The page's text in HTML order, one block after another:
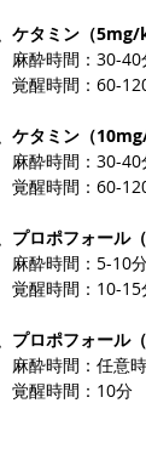
ケタミン（
酔時間：30-40
醒時間：60-
ケタミン（
酔時間：30-40
醒時間：60-
プロポフォール
酔時間：5-10
醒時間：10-15
プロポフォー
酔時間：任意
醒時間：10分